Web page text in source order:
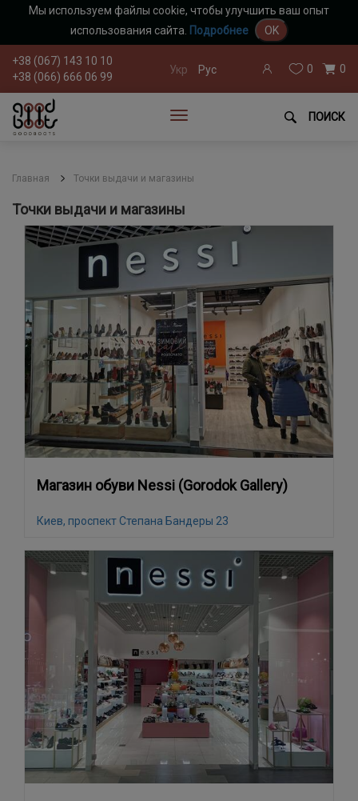
Мы используем файлы cookie, чтобы улучшить ваш опыт
использования сайта. Подробнее OK
+38 (067) 143 10 10
+38 (066) 666 06 99
Укр Рус 0 0
ПОИСК
Главная Точки выдачи и магазины
Точки выдачи и магазины
Магазин обуви Nessi (Gorodok Gallery)
Киев, проспект Степана Бандеры 23